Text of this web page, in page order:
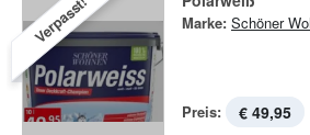
Verpasst! Marke: Schöner
Preis: € 49,95